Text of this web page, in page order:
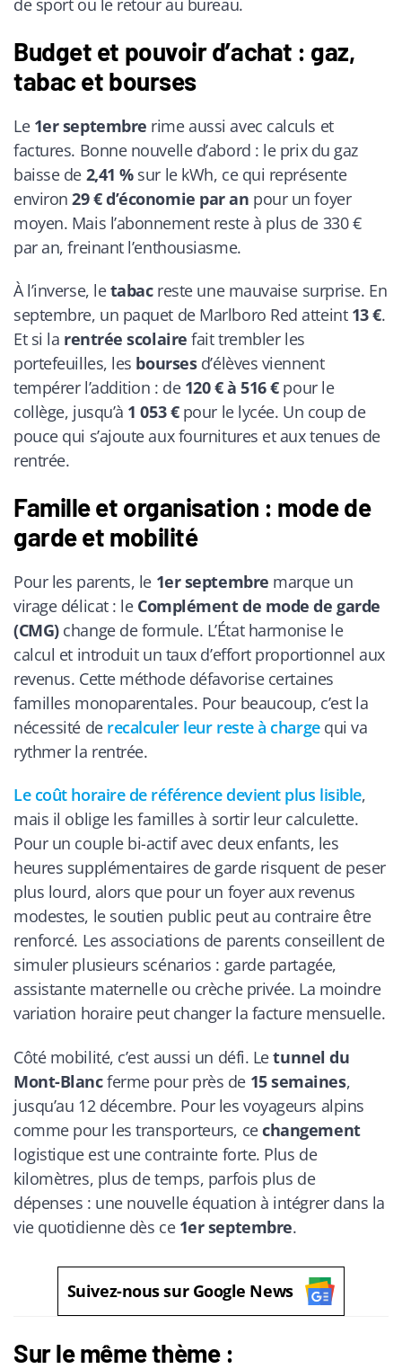
de sport ou le retour au bureau.
Budget et pouvoir d’achat : gaz,
tabac et bourses
Le 1er septembre rime aussi avec calculs et
factures. Bonne nouvelle d’abord : le prix du gaz
baisse de 2,41 %sur le kWh, ce qui représente
environ29 € d’économie par an pour un foyer
moyen. Mais l’abonnement reste à plus de 330 €
par an, freinant l’enthousiasme.
À l’inverse, letabacreste une mauvaise surprise. En
septembre, un paquet de Marlboro Red atteint 13 €.
Et si la rentrée scolaire fait trembler les
portefeuilles, les boursesd’élèves viennent
tempérer l’addition : de 120 € à 516 €pour le
collège, jusqu’à 1 053 €pour le lycée. Un coup de
pouce qui s’ajoute aux fournitures et aux tenues de
rentrée.
Famille et organisation : mode de
garde et mobilité
Pour les parents, le 1er septembre marque un
virage délicat : le Complément de mode de garde
(CMG)change de formule. L’État harmonise le
calcul et introduit un taux d’effort proportionnel aux
revenus. Cette méthode défavorise certaines
familles monoparentales. Pour beaucoup, c’est la
nécessité de recalculer leur reste à charge qui va
rythmer la rentrée.
Le coût horaire de référence devient plus lisible,
mais il oblige les familles à sortir leur calculette.
Pour un couple bi-actif avec deux enfants, les
heures supplémentaires de garde risquent de peser
plus lourd, alors que pour un foyer aux revenus
modestes, le soutien public peut au contraire être
renforcé. Les associations de parents conseillent de
simuler plusieurs scénarios : garde partagée,
assistante maternelle ou crèche privée. La moindre
variation horaire peut changer la facture mensuelle.
Côté mobilité, c’est aussi un défi. Letunnel du
Mont-Blancferme pour près de 15 semaines,
jusqu’au 12 décembre. Pour les voyageurs alpins
comme pour les transporteurs, cechangement
logistique est une contrainte forte. Plus de
kilomètres, plus de temps, parfois plus de
dépenses : une nouvelle équation à intégrer dans la
vie quotidienne dès ce 1er septembre.
Suivez-nous sur Google News
Sur le même thème :